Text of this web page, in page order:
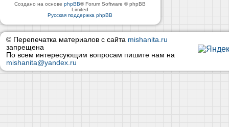
Создано на основеphpBB® Forum Software © phpBB
Limited
Русская поддержка phpBB
© Перепечатка материалов с сайта mishanita.ru
запрещена
По всем интересующим вопросам пишите нам на
mishanita@yandex.ru